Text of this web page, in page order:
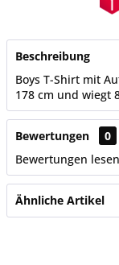
Beschreibung
Boys T-Shirt mit
178 cm und wiegt
Bewertungen
0
Bewertungen
Ähnliche Artikel